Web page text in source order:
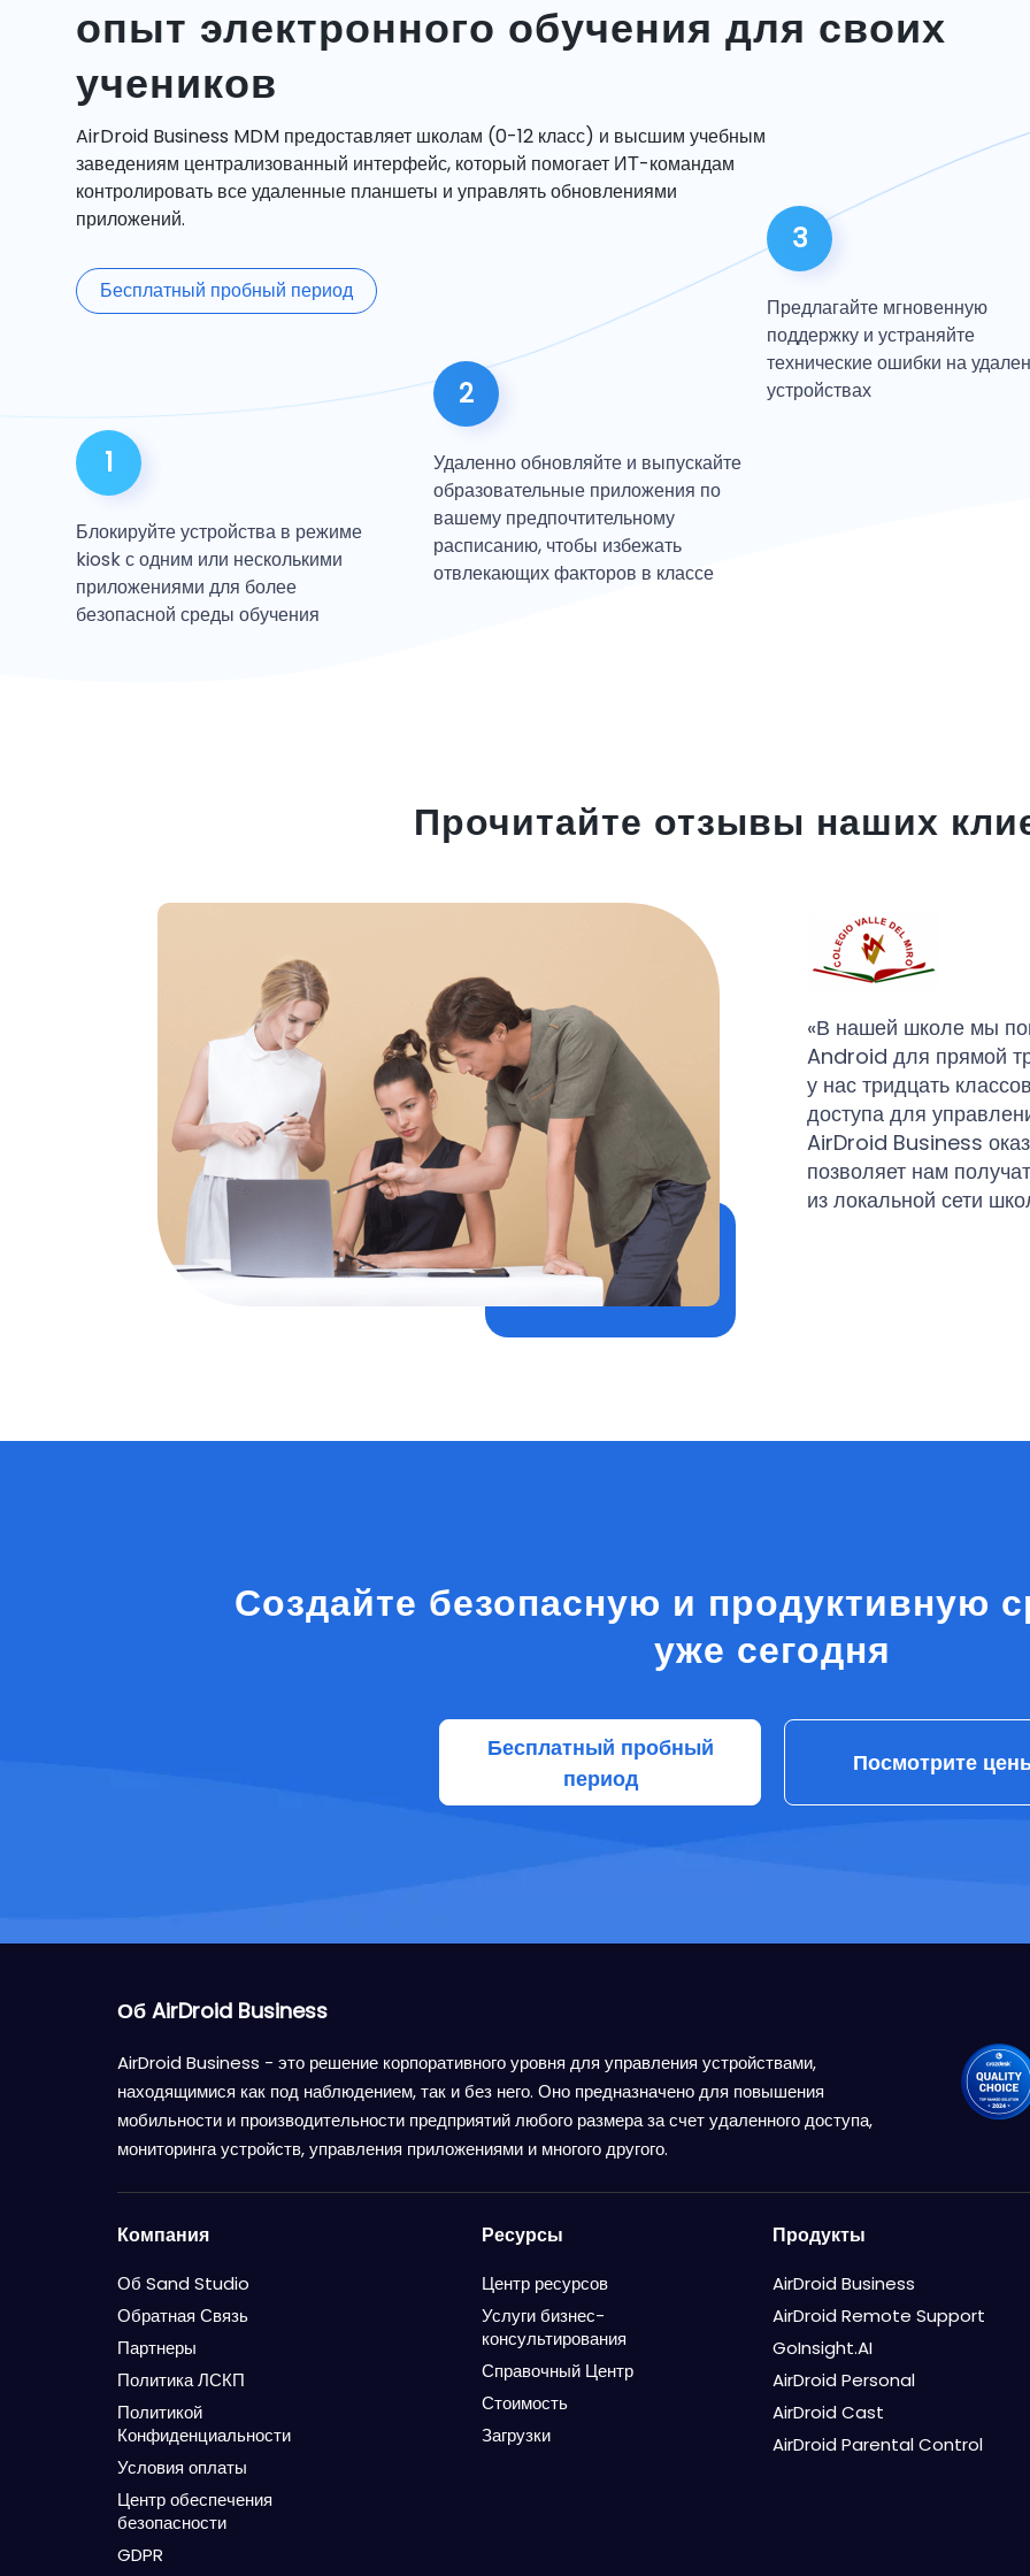
опыт электронного обучения для своих
учеников
AirDroid Business MDM предоставляет школам (0-12 класс) и высшим учебным
заведениям централизованный интерфейс, который помогает ИТ-командам
контролировать все удаленные планшеты и управлять обновлениями
приложений.
Бесплатный пробный период
1
Блокируйте устройства в режиме
kiosk с одним или несколькими
приложениями для более
безопасной среды обучения
2
Удаленно обновляйте и выпускайте
образовательные приложения по
вашему предпочтительному
расписанию, чтобы избежать
отвлекающих факторов в классе
3
Предлагайте мгновенную
поддержку и устраняйте
технические ошибки на
устройствах
Прочитайте отзывы наших
«В нашей школе мы
Android для прямой
у нас тридцать
доступа для
AirDroid Business
позволяет нам
из локальной сети
Создайте безопасную и продуктивную
уже сегодня
Бесплатный пробный
период
Посмотрите
Об AirDroid Business
AirDroid Business - это решение корпоративного уровня для управления устройствами,
находящимися как под наблюдением, так и без него. Оно предназначено для повышения
мобильности и производительности предприятий любого размера за счет удаленного доступа,
мониторинга устройств, управления приложениями и многого другого.
Компания
Об Sand Studio
Обратная Связь
Партнеры
Политика ЛСКП
Политикой
Конфиденциальности
Условия оплаты
Центр обеспечения
безопасности
GDPR
Ресурсы
Центр ресурсов
Услуги бизнес-
консультирования
Справочный Центр
Стоимость
Загрузки
Продукты
AirDroid Business
AirDroid Remote Support
GoInsight.AI
AirDroid Personal
AirDroid Cast
AirDroid Parental Control